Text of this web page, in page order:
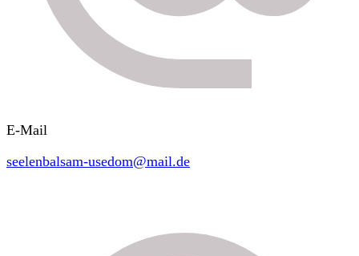
E-Mail
seelenbalsam-usedom@mail.de